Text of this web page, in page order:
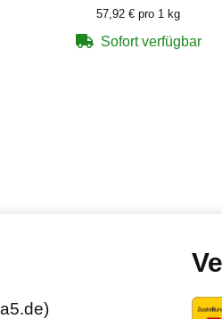
57,92 € pro 1 kg
Sofort verfügbar